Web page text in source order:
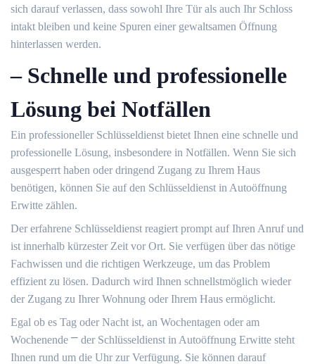
sich darauf verlassen, dass sowohl Ihre Tür als auch Ihr Schloss
intakt bleiben und keine Spuren einer gewaltsamen Öffnung
hinterlassen werden.​
– Schnelle und professionelle
Lösung bei Notfällen
Ein professioneller Schlüsseldienst bietet Ihnen eine schnelle und
professionelle Lösung, insbesondere in Notfällen.​ Wenn Sie sich
ausgesperrt haben oder dringend Zugang zu Ihrem Haus
benötigen, können Sie auf den Schlüsseldienst in Autoöffnung
Erwitte zählen.​
Der erfahrene Schlüsseldienst reagiert prompt auf Ihren Anruf und
ist innerhalb kürzester Zeit vor Ort.​ Sie verfügen über das nötige
Fachwissen und die richtigen Werkzeuge, um das Problem
effizient zu lösen.​ Dadurch wird Ihnen schnellstmöglich wieder
der Zugang zu Ihrer Wohnung oder Ihrem Haus ermöglicht.​
Egal ob es Tag oder Nacht ist, an Wochentagen oder am
Wochenende ⎻ der Schlüsseldienst in Autoöffnung Erwitte steht
Ihnen rund um die Uhr zur Verfügung. Sie können darauf